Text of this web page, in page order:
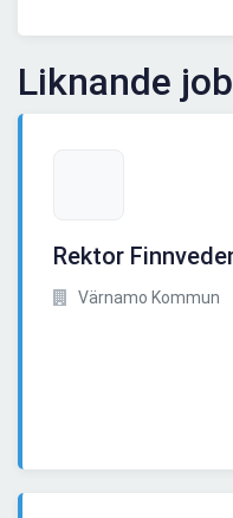
Liknande
Rektor
Värnamo Kommun